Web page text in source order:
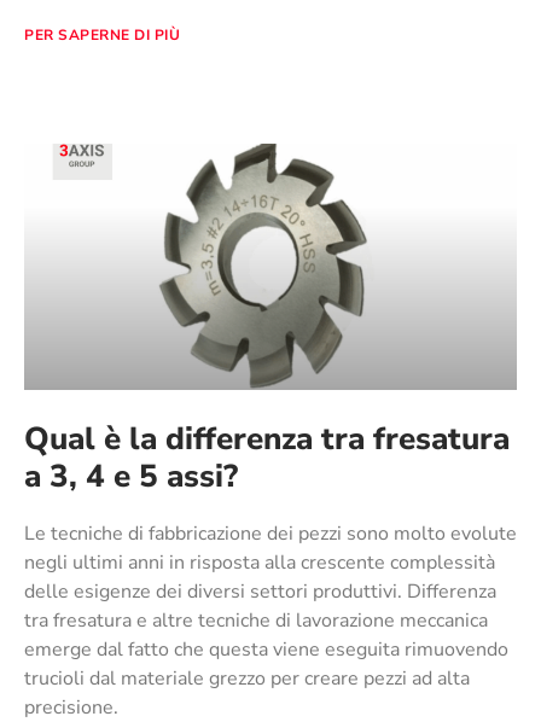
PER SAPERNE DI PIÙ
Qual è la differenza tra fresatura
a 3, 4 e 5 assi?
Le tecniche di fabbricazione dei pezzi sono molto evolute
negli ultimi anni in risposta alla crescente complessità
delle esigenze dei diversi settori produttivi. Differenza
tra fresatura e altre tecniche di lavorazione meccanica
emerge dal fatto che questa viene eseguita rimuovendo
trucioli dal materiale grezzo per creare pezzi ad alta
precisione.